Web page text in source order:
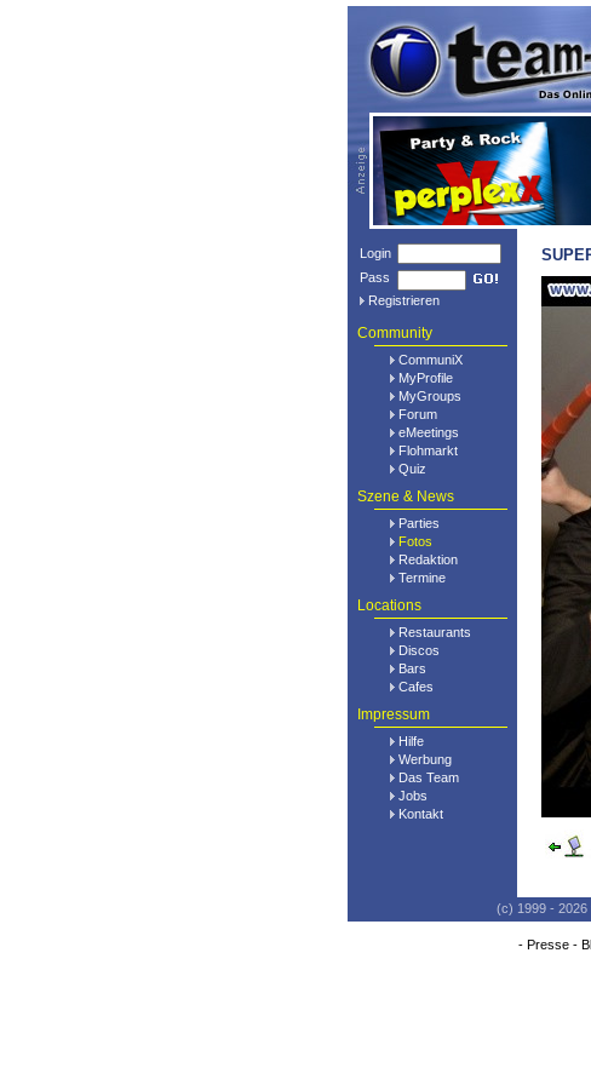
Login
Pass
Registrieren
Community
CommuniX
MyProfile
MyGroups
Forum
eMeetings
Flohmarkt
Quiz
Szene & News
Parties
Fotos
Redaktion
Termine
Locations
Restaurants
Discos
Bars
Cafes
Impressum
Hilfe
Werbung
Das Team
Jobs
Kontakt
(c) 1999 - 2026
- Presse-